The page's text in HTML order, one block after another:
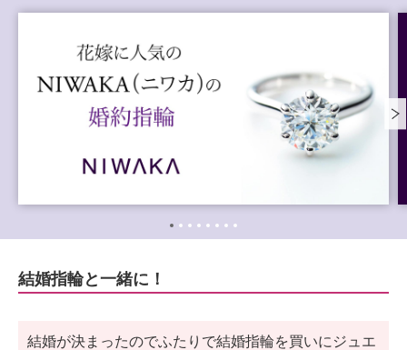
結婚指輪と一緒に！
結婚が決まったのでふたりで結婚指輪を買いにジュエ